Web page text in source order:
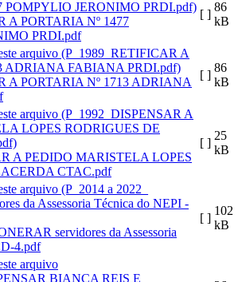
A PORTARIA Nº 1477
PRDI.pdf
[ ]
86
kB
A PORTARIA Nº 1713 ADRIANA
[ ]
86
kB
A PEDIDO MARISTELA LOPES
CTAC.pdf
[ ]
25
kB
servidores da Assessoria
4.pdf
[ ]
102
kB